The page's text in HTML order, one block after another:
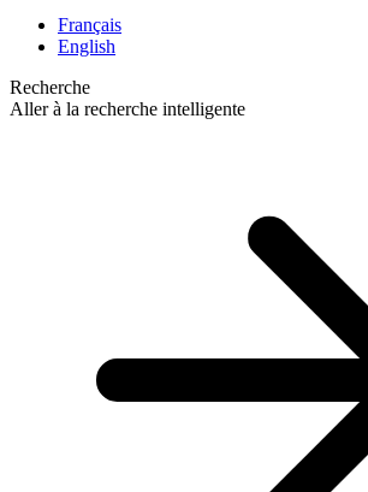
Français
English
Recherche
Aller à la recherche intelligente